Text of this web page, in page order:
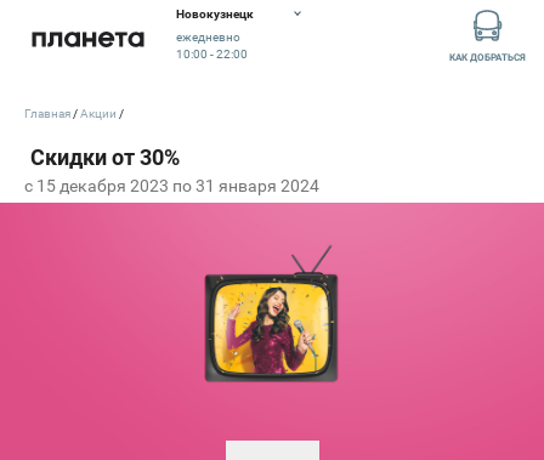
Новокузнецк
ежедневно
10:00 - 22:00
КАК ДОБРАТЬСЯ
c 15 декабря 2023 по 31 января 2024
Главная Акции